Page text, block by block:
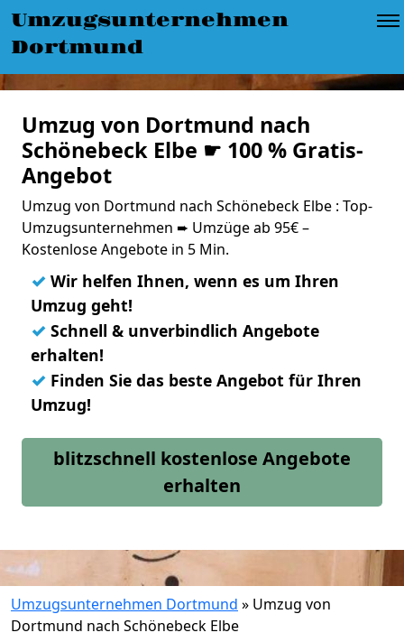
Umzugsunternehmen
Dortmund
Umzug von Dortmund nach
Schönebeck Elbe ☛ 100 % Gratis-
Angebot
Umzug von Dortmund nach Schönebeck Elbe : Top-
Umzugsunternehmen ➨ Umzüge ab 95€ –
Kostenlose Angebote in 5 Min.
✓ Wir helfen Ihnen, wenn es um Ihren
Umzug geht!
✓ Schnell & unverbindlich Angebote
erhalten!
✓ Finden Sie das beste Angebot für Ihren
Umzug!
blitzschnell kostenlose Angebote
erhalten
Umzugsunternehmen Dortmund » Umzug von
Dortmund nach Schönebeck Elbe